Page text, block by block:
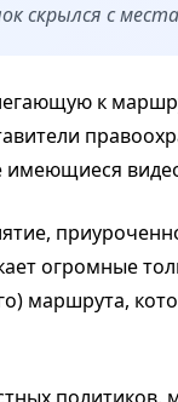
скрылся с
к
имеющиеся
огромные
маршрута,